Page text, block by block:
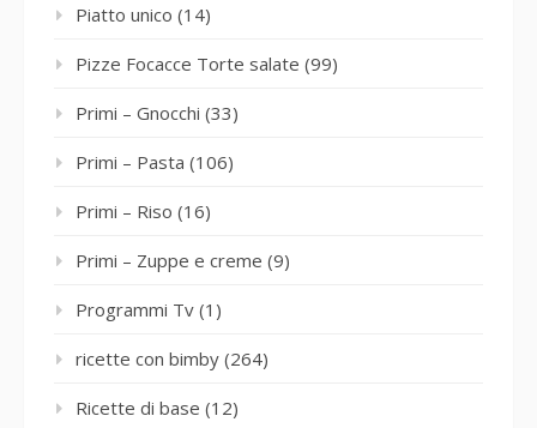
Piatto unico (14)
Pizze Focacce Torte salate (99)
Primi – Gnocchi (33)
Primi – Pasta (106)
Primi – Riso (16)
Primi – Zuppe e creme (9)
Programmi Tv (1)
ricette con bimby (264)
Ricette di base (12)